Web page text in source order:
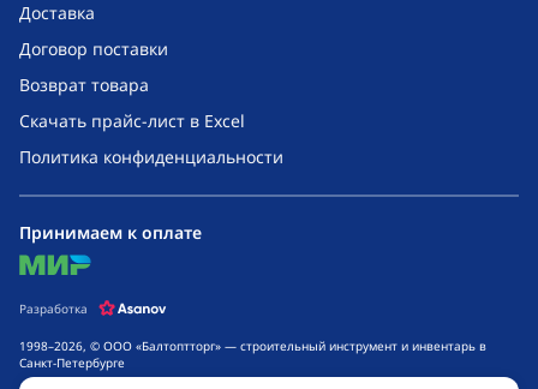
Доставка
Договор поставки
Возврат товара
Скачать прайс-лист в Excel
Политика конфиденциальности
1998–2026, © ООО «Балтоптторг» — строительный инструмент и инвентарь в
Санкт-Петербурге
Принимаем к оплате
mir
Разработка